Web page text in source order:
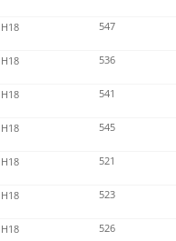
H18 547
H18 536
H18 541
H18 545
H18 521
H18 523
H18 526